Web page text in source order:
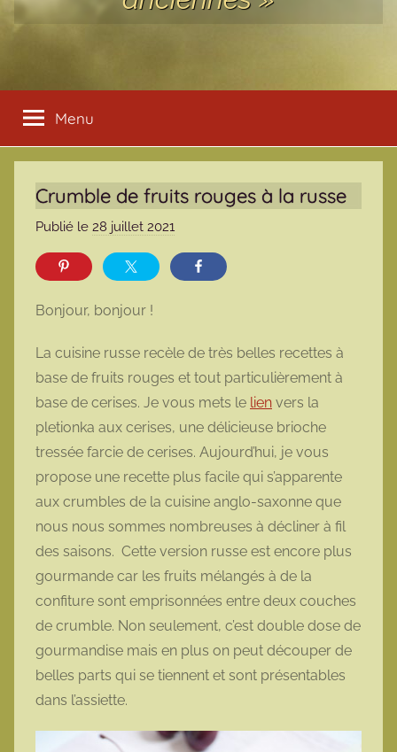
Menu
Crumble de fruits rouges à la russe
Publié le 28 juillet 2021
a
o
t
e
Bonjour, bonjour !
La cuisine russe recèle de très belles recettes à
base de fruits rouges et tout particulièrement à
base de cerises. Je vous mets le lien vers la
pletionka aux cerises, une délicieuse brioche
tressée farcie de cerises. Aujourd’hui, je vous
propose une recette plus facile qui s’apparente
aux crumbles de la cuisine anglo-saxonne que
nous nous sommes nombreuses à décliner à fil
des saisons. Cette version russe est encore plus
gourmande car les fruits mélangés à de la
confiture sont emprisonnées entre deux couches
de crumble. Non seulement, c’est double dose de
gourmandise mais en plus on peut découper de
belles parts qui se tiennent et sont présentables
dans l’assiette.